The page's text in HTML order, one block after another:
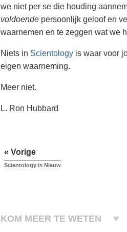
we niet per se die houding
voldoende persoonlijk geloof en
waarnemen en te zeggen wat we
Niets in Scientology is waar voor
eigen waarneming.
Meer niet.
L. Ron Hubbard
« Vorige
Scientology is Nieuw
KOM MEER TE WETEN